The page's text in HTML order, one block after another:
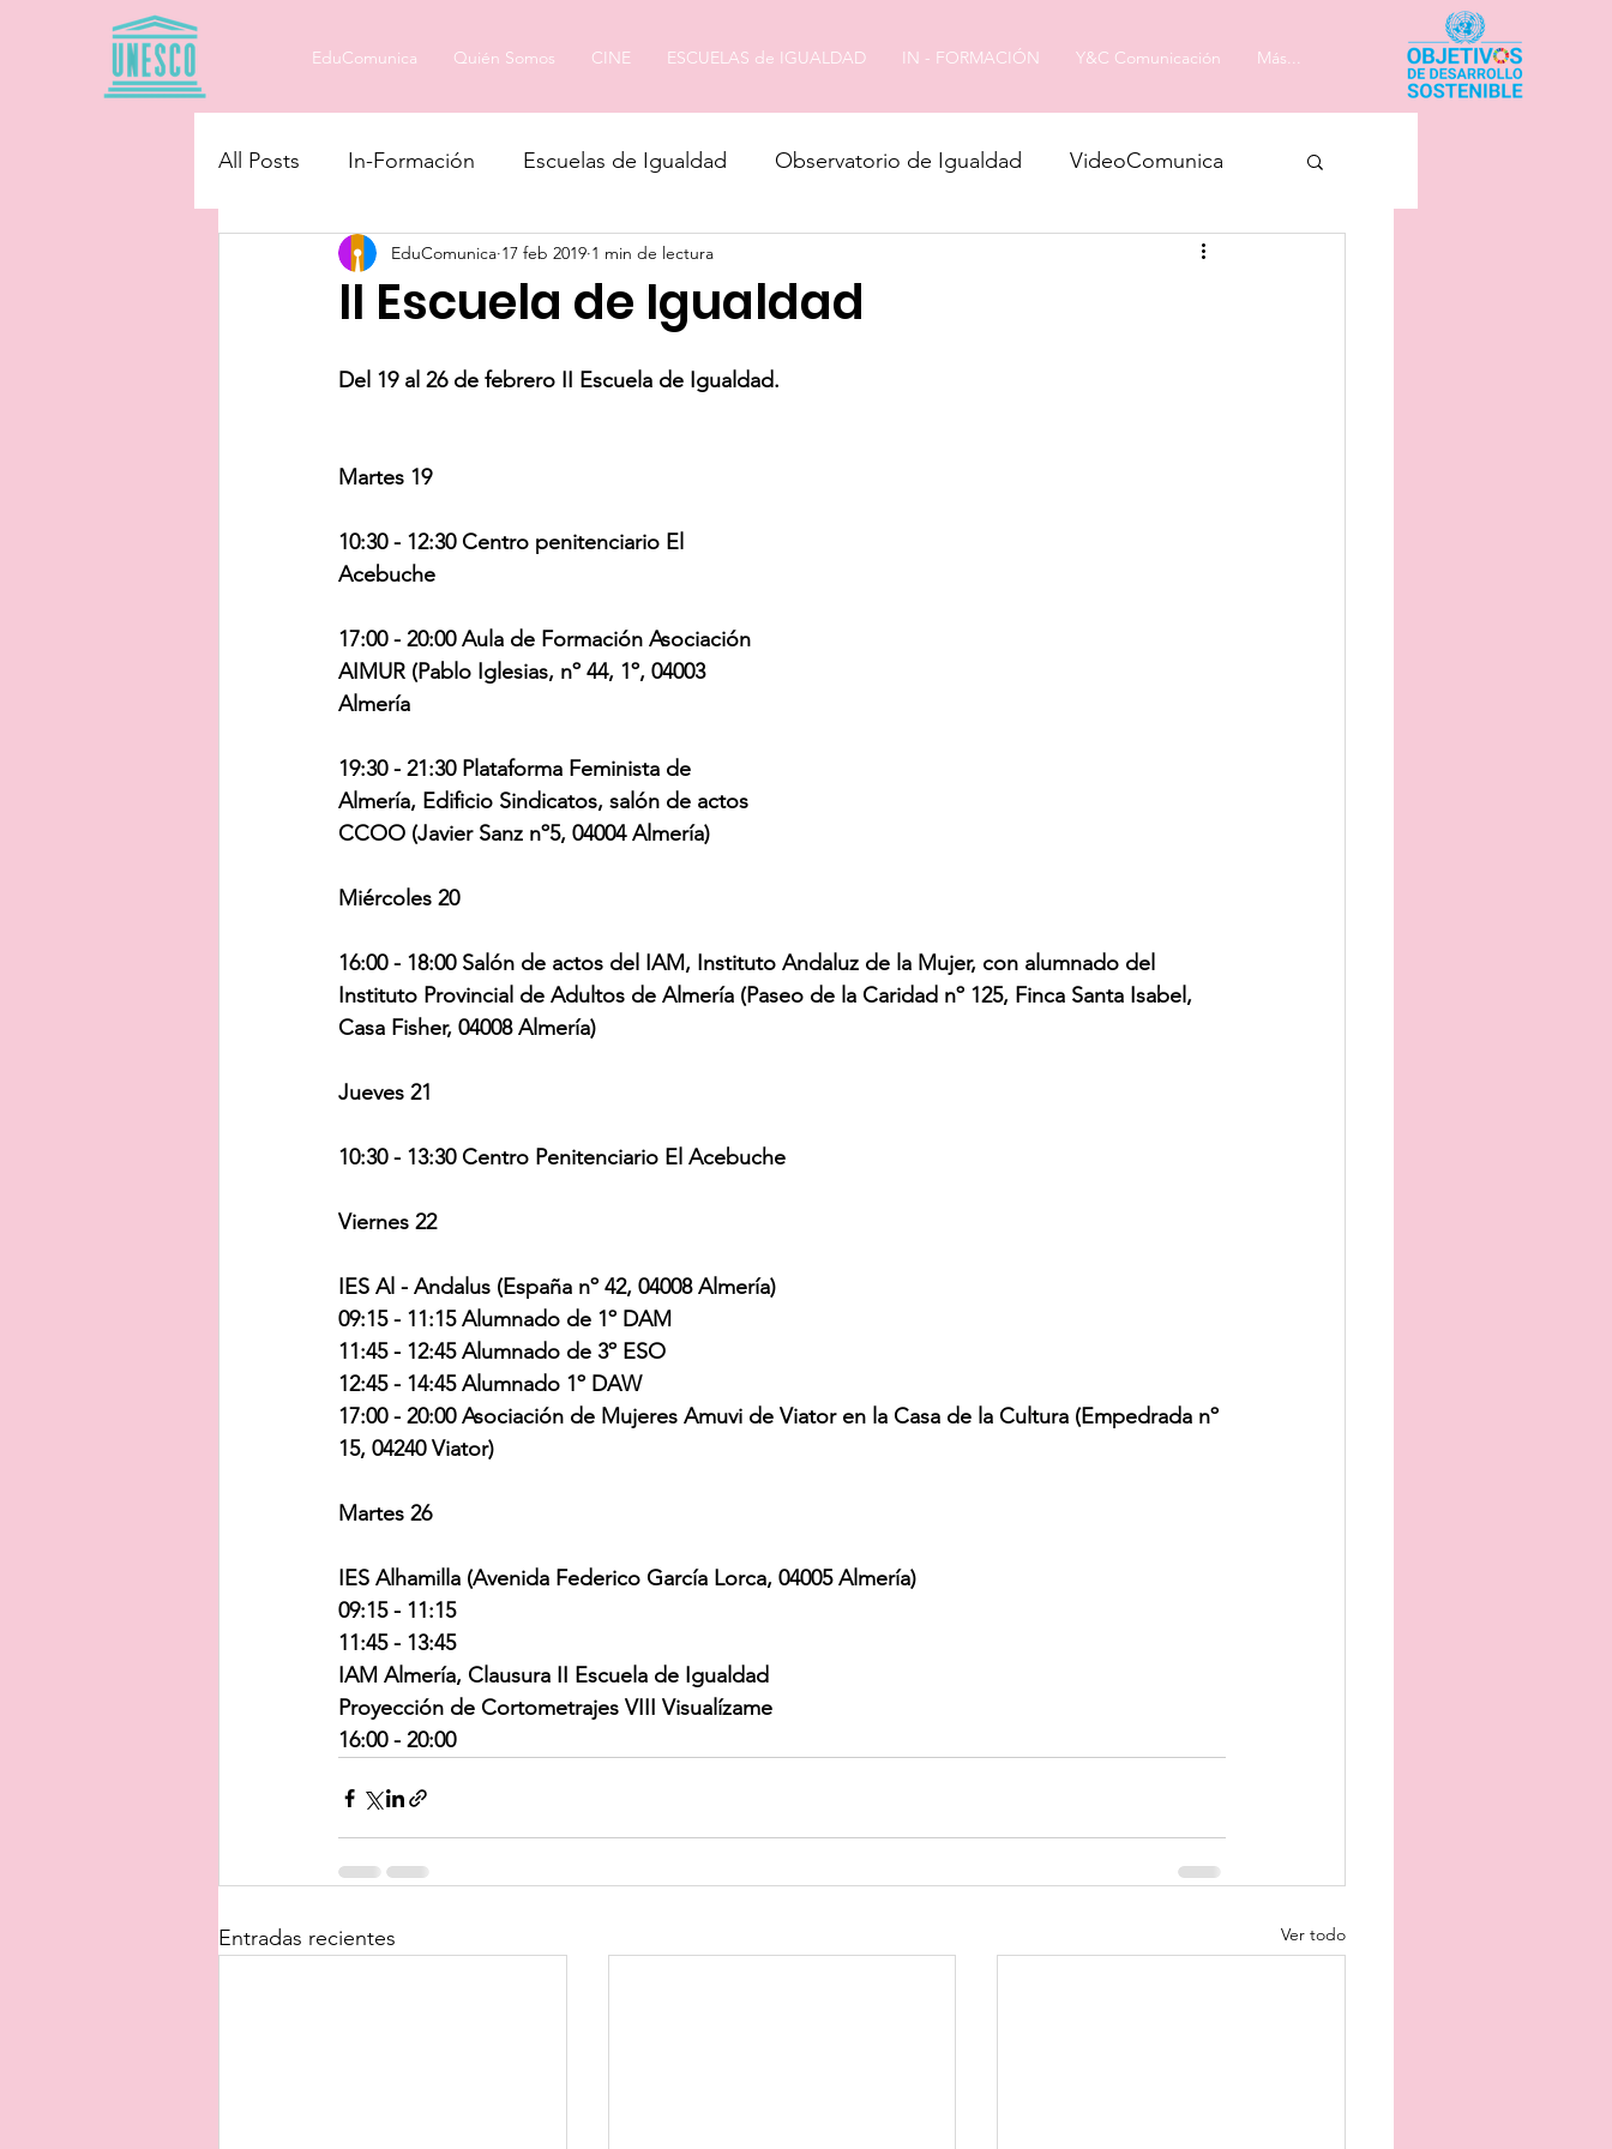
EduComunica Quién Somos CINE ESCUELAS de IGUALDAD IN - FORMACIÓN Y&C Comunicación Más...
All Posts In-Formación Escuelas de Igualdad Observatorio de Igualdad VideoComunica
Educando en Igualdad
II Escuela de Igualdad
EduComunica 17 feb 2019 1 min de lectura
Del 19 al 26 de febrero II Escuela de Igualdad.
Martes 19
10:30 - 12:30 Centro penitenciario El
Acebuche
17:00 - 20:00 Aula de Formación Asociación
AIMUR (Pablo Iglesias, nº 44, 1º, 04003
Almería
19:30 - 21:30 Plataforma Feminista de
Almería, Edificio Sindicatos, salón de actos
CCOO (Javier Sanz nº5, 04004 Almería)
Miércoles 20
16:00 - 18:00 Salón de actos del IAM, Instituto Andaluz de la Mujer, con alumnado del
Instituto Provincial de Adultos de Almería (Paseo de la Caridad nº 125, Finca Santa Isabel,
Casa Fisher, 04008 Almería)
Jueves 21
10:30 - 13:30 Centro Penitenciario El Acebuche
Viernes 22
IES Al - Andalus (España nº 42, 04008 Almería)
09:15 - 11:15 Alumnado de 1º DAM
11:45 - 12:45 Alumnado de 3º ESO
12:45 - 14:45 Alumnado 1º DAW
17:00 - 20:00 Asociación de Mujeres Amuvi de Viator en la Casa de la Cultura (Empedrada nº
15, 04240 Viator)
Martes 26
IES Alhamilla (Avenida Federico García Lorca, 04005 Almería)
09:15 - 11:15
11:45 - 13:45
IAM Almería, Clausura II Escuela de Igualdad
Proyección de Cortometrajes VIII Visualízame
16:00 - 20:00
Entradas recientes Ver todo